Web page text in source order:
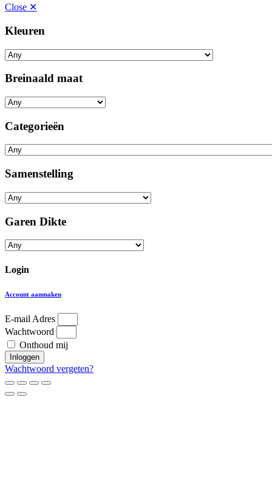
Close ✕
Kleuren
Breinaald maat
Categorieën
Samenstelling
Garen Dikte
Login
Account aanmaken
E-mail Adres
Wachtwoord
Onthoud mij
Inloggen
Wachtwoord vergeten?